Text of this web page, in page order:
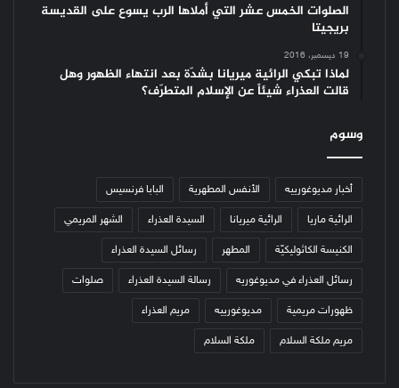
الصلوات الخمس عشر التي أملاها الرب يسوع على القديسة
بريجيتا
19 ديسمبر، 2016
لماذا تبكي الرائية ميريانا بشدّة بعد انتهاء الظهور وهل
قالت العذراء شيئاً عن الإسلام المتطرّف؟
وسوم
أخبار مديوغورييه الأنفس المطهرية البابا فرنسيس
الرائية ماريا الرائية ميريانا السيدة العذراء الشهر المريمي
الكنيسة الكاثوليكيّة المطهر رسائل السيدة العذراء
رسائل العذراء في مديوغوريه رسالة السيدة العذراء صلوات
ظهورات مريمية مديوغورييه مريم العذراء
مريم ملكة السلام ملكة السلام